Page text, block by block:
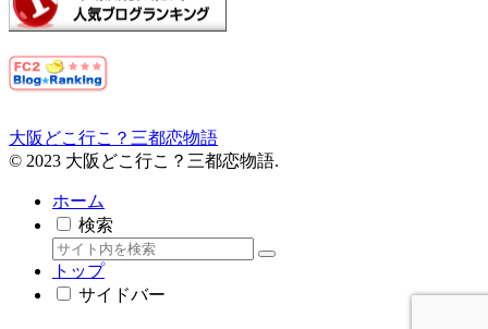
大阪どこ行こ？三都恋物語
© 2023 大阪どこ行こ？三都恋物語.
ホーム
検索
トップ
サイドバー